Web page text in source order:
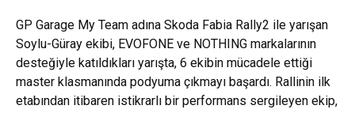
GP Garage My Team adına Skoda Fabia Rally2 ile yarışan
Soylu-Güray ekibi, EVOFONE ve NOTHING markalarının
desteğiyle katıldıkları yarışta, 6 ekibin mücadele ettiği
master klasmanında podyuma çıkmayı başardı. Rallinin ilk
etabından itibaren istikrarlı bir performans sergileyen ekip,